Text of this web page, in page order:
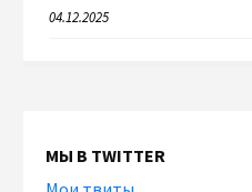
04.12.2025
МЫ В TWITTER